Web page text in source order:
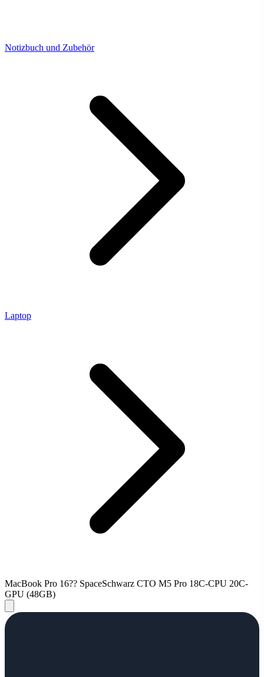
Notizbuch und Zubehör
Laptop
MacBook Pro 16?? SpaceSchwarz CTO M5 Pro 18C-CPU 20C-
GPU (48GB)